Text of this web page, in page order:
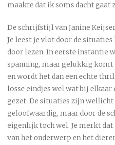
maakte dat ik soms dacht gaat
De schrijfstijl van Janine
Je leest je vlot door de
door lezen. In eerste instantie
spanning, maar gelukkig komt
en wordt het dan een echte
losse eindjes wel wat bij
gezet. De situaties zijn
geloofwaardig, maar door de
eigenlijk toch wel. Je merkt dat
van het onderwerp en het